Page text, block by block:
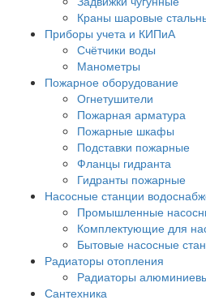
Краны шаровые
Приборы учета и КИПиА
Счётчики воды
Манометры
Пожарное оборудование
Огнетушители
Пожарная арматура
Пожарные шкафы
Подставки пожарные
Фланцы гидранта
Гидранты пожарные
Насосные станции
Промышленные
Комплектующие для
Бытовые насосные
Радиаторы отопления
Радиаторы
Сантехника